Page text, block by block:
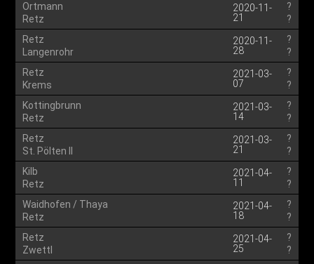
Ortmann
Retz
2020-11-
21
?
?
Retz
Langenrohr
2020-11-
28
?
?
Retz
Krems
2021-03-
07
?
?
Kottingbrunn
Retz
2021-03-
14
?
?
Retz
St. Pölten II
2021-03-
21
?
?
Kilb
Retz
2021-04-
11
?
?
Waidhofen / Thaya
Retz
2021-04-
18
?
?
Retz
Zwettl
2021-04-
25
?
?